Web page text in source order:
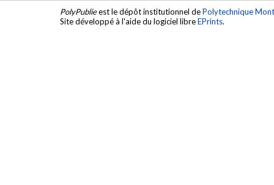
PolyPublieest le dépôt institutionnel dePolytechnique
Site développé à l'aide du logiciel libreEPrints.